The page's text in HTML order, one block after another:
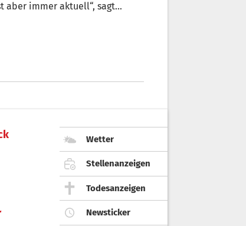
aber immer aktuell“, sagt
Wetter
Stellenanzeigen
Todesanzeigen
Newsticker